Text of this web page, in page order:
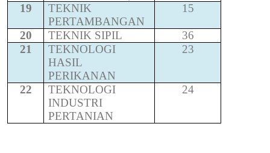
19
TEKNIK
PERTAMBANGAN
15
20 TEKNIK SIPIL
36
21
TEKNOLOGI
HASIL
PERIKANAN
23
22
TEKNOLOGI
INDUSTRI
PERTANIAN
24